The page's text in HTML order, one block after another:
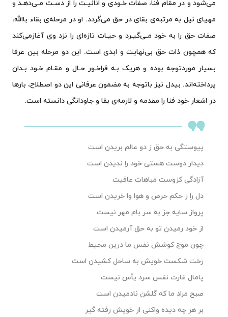
می‌شود و در مقام فنا، صفات خـودی و انانیـت را از دسـت مـی‌دهـد و
مهیای نیل به مرتبه‌ی بقای در حق می‌گردد. او در مرحله‌ی بقاء باالله،
صفات حق را به خود مـی‌گیـرد و حیـات تازه‌ای را نزد وی آغازمی‌کند
که همچون ذات حق بی‌نهایت و ابدی است. این دو مرحله بین عرفا
بسیار موردتوجه بوده و هریک بـه فراخـور حـال و مقـام خـود بـدان
پرداخته‌اند. بیدل نیز باتوجه به مضمون عرفانی این دو اصطلاح، بارها
در اشعار خود فنا را مقدمه و لازمه‌ی بقا و جاودانگی دانسته است.
پیوستگی به حق ز دو عالم بریدن است
دیدار دوست هستی خود را ندیدن است
آزادگی کزوست مباهات عافیت
دل را ز حکم حرص و هوا وا خریدن است
پرواز سایه جز به سر بام مهر نیست
از خود رمیدن تو به حق آرمیدن است
چون موج کوشش نفس ما درین محیط
رخت شکست خویش به ساحل کشیدن است
پامال غارت نفس سرد یأس نیست
صبح مراد ما که گلشن نادمیدن است
بر هر چه دیده واکنی از خویش رفته گیر